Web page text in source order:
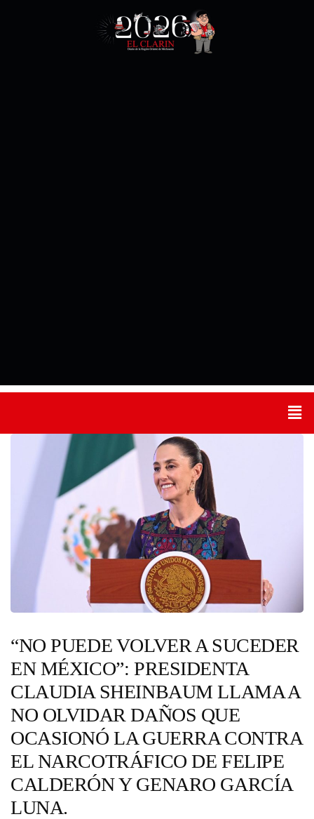
“NO PUEDE VOLVER A SUCEDER
EN MÉXICO”: PRESIDENTA
CLAUDIA SHEINBAUM LLAMA A
NO OLVIDAR DAÑOS QUE
OCASIONÓ LA GUERRA CONTRA
EL NARCOTRÁFICO DE FELIPE
CALDERÓN Y GENARO GARCÍA
LUNA.